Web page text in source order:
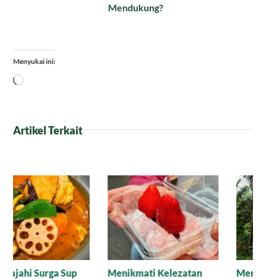
Mendukung?
Menyukai ini:
Memuat...
Artikel Terkait
Menikmati Kelezatan
Menembus Kabut